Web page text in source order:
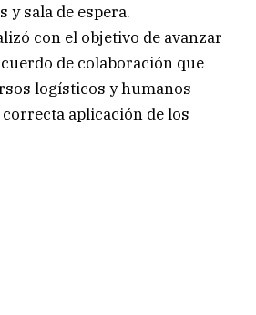
sala de espera.
con el objetivo de avanzar
de colaboración que
logísticos y humanos
aplicación de los